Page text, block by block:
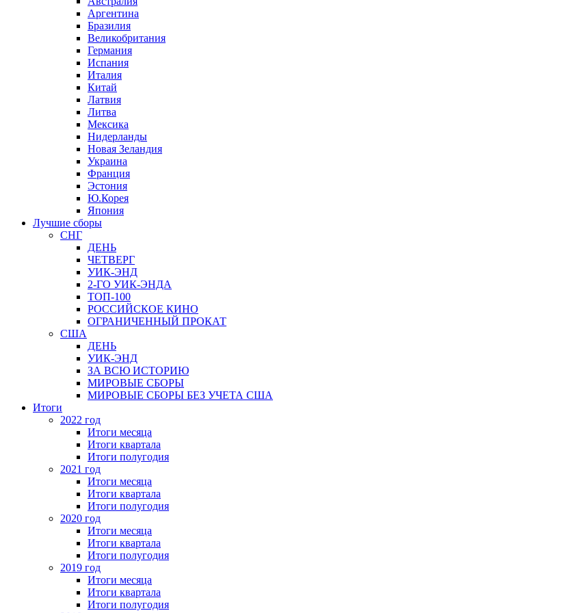
Аргентина
Бразилия
Великобритания
Германия
Испания
Италия
Китай
Латвия
Литва
Мексика
Нидерланды
Новая Зеландия
Украина
Франция
Эстония
Ю.Корея
Япония
Лучшие сборы
СНГ
ДЕНЬ
ЧЕТВЕРГ
УИК-ЭНД
2-ГО УИК-ЭНДА
ТОП-100
РОССИЙСКОЕ КИНО
ОГРАНИЧЕННЫЙ ПРОКАТ
США
ДЕНЬ
УИК-ЭНД
ЗА ВСЮ ИСТОРИЮ
МИРОВЫЕ СБОРЫ
МИРОВЫЕ СБОРЫ БЕЗ УЧЕТА США
Итоги
2022 год
Итоги месяца
Итоги квартала
Итоги полугодия
2021 год
Итоги месяца
Итоги квартала
Итоги полугодия
2020 год
Итоги месяца
Итоги квартала
Итоги полугодия
2019 год
Итоги месяца
Итоги квартала
Итоги полугодия